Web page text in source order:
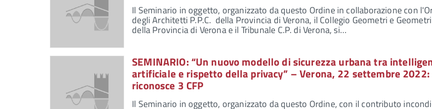
Il Seminario in oggetto, organizzato da questo Ordine in collaborazione con
degli Architetti P.P.C. della Provincia di Verona, il Collegio Geometri e
della Provincia di Verona e il Tribunale C.P. di Verona, si…
SEMINARIO: “Un nuovo modello di sicurezza urbana tra
artificiale e rispetto della privacy” – Verona, 22 settembre 2022:
riconosce 3 CFP
Il Seminario in oggetto, organizzato da questo Ordine, con il contributo